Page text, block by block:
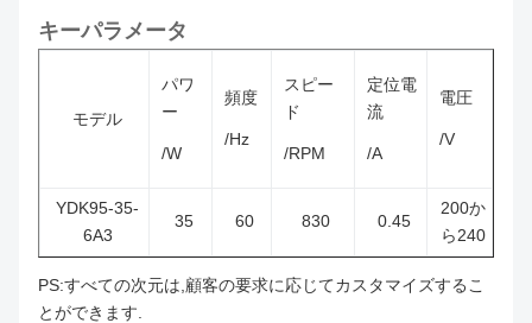
キーパラメータ
モデル
パワ
ー
/W
頻度
/Hz
スピー
ド
/RPM
定位電
流
/A
電圧
/V
YDK95-35-
6A3
35 60 830 0.45
200か
ら240
PS:すべての次元は,顧客の要求に応じてカスタマイズするこ
とができます.